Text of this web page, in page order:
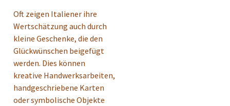
Oft zeigen Italiener ihre
Wertschätzung auch durch
kleine Geschenke, die den
Glückwünschen beigefügt
werden. Dies können
kreative Handwerksarbeiten,
handgeschriebene Karten
oder symbolische Objekte